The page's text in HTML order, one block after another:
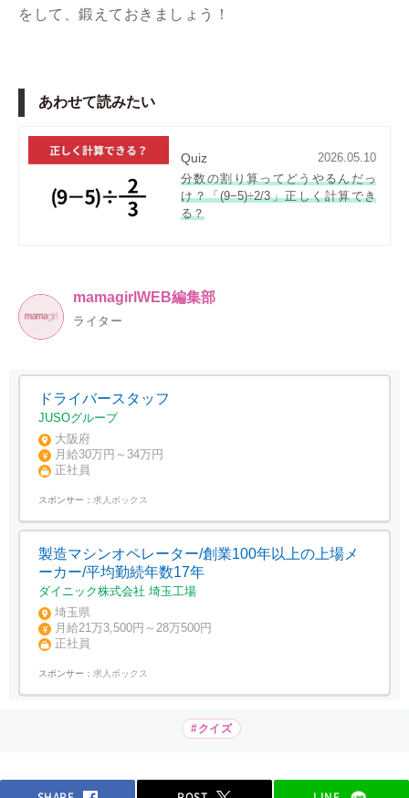
をして、鍛えておきましょう！
あわせて読みたい
Quiz
2026.05.10
分数の割り算ってどうやるんだっ
け？「(9−5)÷2/3」正しく計算でき
る？
mamagirlWEB編集部
ライター
ドライバースタッフ
JUSOグループ
大阪府
月給30万円～34万円
正社員
スポンサー： 求人ボックス
製造マシンオペレーター/創業100年以上の上場メ
ーカー/平均勤続年数17年
ダイニック株式会社 埼玉工場
埼玉県
月給21万3,500円～28万500円
正社員
スポンサー： 求人ボックス
#クイズ